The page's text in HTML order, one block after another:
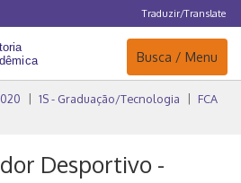
Traduzir/Translate
Navegação
Busca / Menu
1S - Graduação/Tecnologia
FCA
Desportivo -